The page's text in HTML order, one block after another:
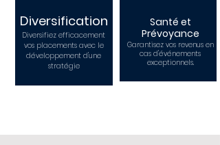
Diversification
Diversifiez efficacement
vos placements avec le
développement d'une
stratégie
Santé et
Prévoyance
Garantisez vos revenus en
cas d'événements
exceptionnels.